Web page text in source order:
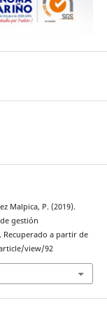
Malpica, P. (2019).
gestión
Recuperado a partir de
view/92